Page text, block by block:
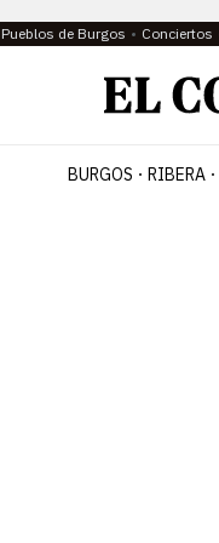
Pueblos de Burgos Conciertos
BURGOS RIBERA